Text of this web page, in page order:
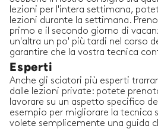
lezioni per l'intera settimana,
lezioni durante la settimana.
primo e il secondo giorno di
un'altra un po' più tardi nel corso
garantire che la vostra tecnica
Esperti
Anche gli sciatori più esperti
dalle lezioni private: potete
lavorare su un aspetto specifico
esempio per migliorare la tecnica
volete semplicemente una guida